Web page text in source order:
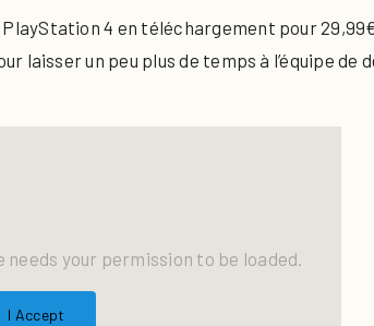
4 en téléchargement pour
laisser un peu plus de temps à l’équipe
needs your permission to be loaded.
I Accept